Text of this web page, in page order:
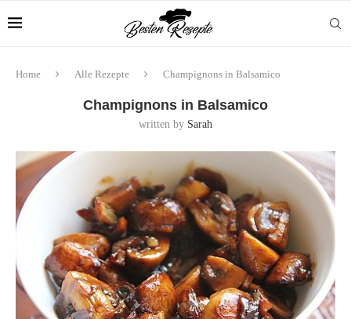
Home Alle Rezepte Champignons in Balsamico
Champignons in Balsamico
written by Sarah